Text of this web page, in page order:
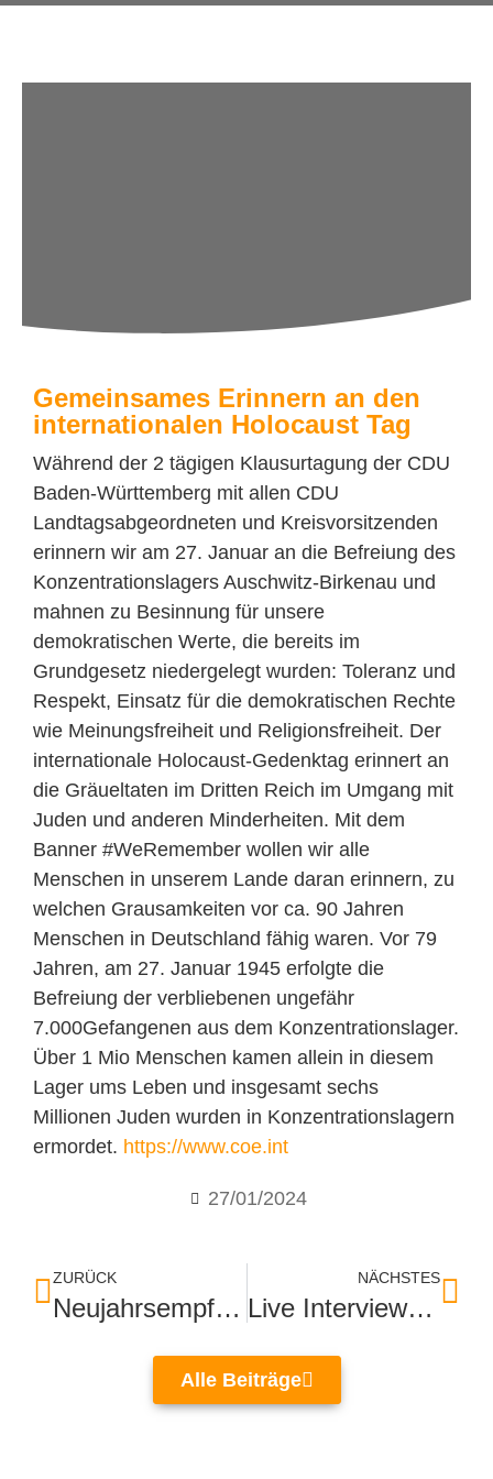
Gemeinsames Erinnern an den
internationalen Holocaust Tag
Während der 2 tägigen Klausurtagung der CDU
Baden-Württemberg mit allen CDU
Landtagsabgeordneten und Kreisvorsitzenden
erinnern wir am 27. Januar an die Befreiung des
Konzentrationslagers Auschwitz-Birkenau und
mahnen zu Besinnung für unsere
demokratischen Werte, die bereits im
Grundgesetz niedergelegt wurden: Toleranz und
Respekt, Einsatz für die demokratischen Rechte
wie Meinungsfreiheit und Religionsfreiheit. Der
internationale Holocaust-Gedenktag erinnert an
die Gräueltaten im Dritten Reich im Umgang mit
Juden und anderen Minderheiten. Mit dem
Banner #WeRemember wollen wir alle
Menschen in unserem Lande daran erinnern, zu
welchen Grausamkeiten vor ca. 90 Jahren
Menschen in Deutschland fähig waren. Vor 79
Jahren, am 27. Januar 1945 erfolgte die
Befreiung der verbliebenen ungefähr
7.000Gefangenen aus dem Konzentrationslager.
Über 1 Mio Menschen kamen allein in diesem
Lager ums Leben und insgesamt sechs
Millionen Juden wurden in Konzentrationslagern
ermordet. https://www.coe.int
27/01/2024
ZURÜCK
Neujahrsempfang der Frauenunion Baden-Baden
NÄCHSTES
Live Interview bei Baden-TV
Alle Beiträge